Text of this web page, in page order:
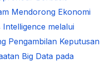
Mendorong Ekonomi
Intelligence melalui
Pengambilan Keputusan
Big Data pada